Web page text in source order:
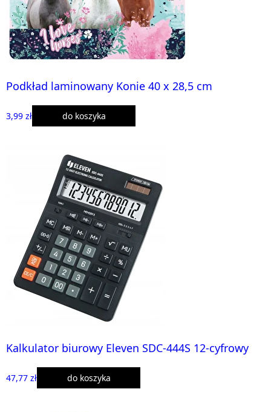
Podkład laminowany Konie 40 x 28,5 cm
3,99 zł do koszyka
Kalkulator biurowy Eleven SDC-444S 12-cyfrowy
47,77 zł do koszyka